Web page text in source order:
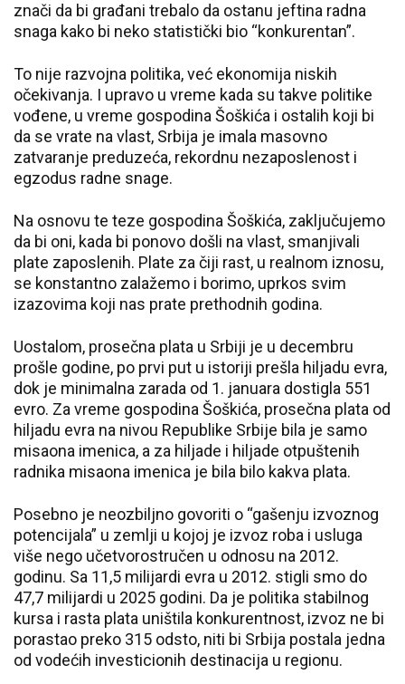
znači da bi građani trebalo da ostanu jeftina radna
snaga kako bi neko statistički bio “konkurentan”.
To nije razvojna politika, već ekonomija niskih
očekivanja. I upravo u vreme kada su takve politike
vođene, u vreme gospodina Šoškića i ostalih koji bi
da se vrate na vlast, Srbija je imala masovno
zatvaranje preduzeća, rekordnu nezaposlenost i
egzodus radne snage.
Na osnovu te teze gospodina Šoškića, zaključujemo
da bi oni, kada bi ponovo došli na vlast, smanjivali
plate zaposlenih. Plate za čiji rast, u realnom iznosu,
se konstantno zalažemo i borimo, uprkos svim
izazovima koji nas prate prethodnih godina.
Uostalom, prosečna plata u Srbiji je u decembru
prošle godine, po prvi put u istoriji prešla hiljadu evra,
dok je minimalna zarada od 1. januara dostigla 551
evro. Za vreme gospodina Šoškića, prosečna plata od
hiljadu evra na nivou Republike Srbije bila je samo
misaona imenica, a za hiljade i hiljade otpuštenih
radnika misaona imenica je bila bilo kakva plata.
Posebno je neozbiljno govoriti o “gašenju izvoznog
potencijala” u zemlji u kojoj je izvoz roba i usluga
više nego učetvorostručen u odnosu na 2012.
godinu. Sa 11,5 milijardi evra u 2012. stigli smo do
47,7 milijardi u 2025 godini. Da je politika stabilnog
kursa i rasta plata uništila konkurentnost, izvoz ne bi
porastao preko 315 odsto, niti bi Srbija postala jedna
od vodećih investicionih destinacija u regionu.